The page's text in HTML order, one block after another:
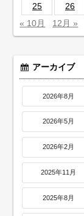
25
26
« 10月
12月 »
アーカイブ
2026年8月
2026年5月
2026年2月
2025年11月
2025年8月